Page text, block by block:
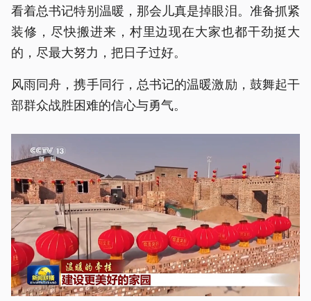
看着总书记特别温暖，那会儿真是掉眼泪。准备抓紧
装修，尽快搬进来，村里边现在大家也都干劲挺大
的，尽最大努力，把日子过好。
风雨同舟，携手同行，总书记的温暖激励，鼓舞起干
部群众战胜困难的信心与勇气。